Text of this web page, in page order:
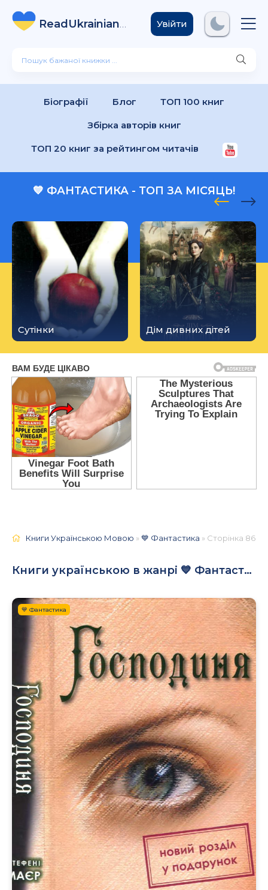
ReadUkrainian
Books .com
Увійти
Біографії Блог ТОП 100 книг
Збірка авторів книг
ТОП 20 книг за рейтингом читачів
💙 ФАНТАСТИКА - ТОП ЗА МІСЯЦЬ!
Сутінки Дім дивних дітей
Книги Українською Мовою »💙 Фантастика » Сторінка 86
Книги українською в жанрі 💙 Фантастика
💙 Фантастика